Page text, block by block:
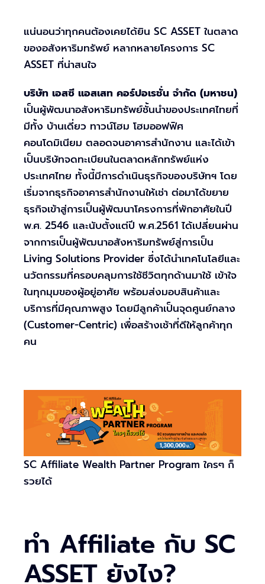
แน่นอนว่าทุกคนต้องเคยได้ยิน SC ASSET ในตลาด
ของอสังหาริมทรัพย์ หลากหลายโครงการ SC
ASSET ที่น่าสนใจ
บริษัท เอสซี แอสเสท คอร์ปอเรชั่น จำกัด (มหาชน)
เป็นผู้พัฒนาอสังหาริมทรัพย์ชั้นนำของประเทศไทยที่
มีทั้ง บ้านเดี่ยว ทาวน์โฮม โฮมออฟฟิศ
คอนโดมิเนียม ตลอดจนอาคารสำนักงาน และได้เข้า
เป็นบริษัทจดทะเบียนในตลาดหลักทรัพย์แห่ง
ประเทศไทย ทั้งนี้มีการดำเนินธุรกิจของบริษัทฯ โดย
เริ่มจากธุรกิจอาคารสำนักงานให้เช่า ต่อมาได้ขยาย
ธุรกิจเข้าสู่การเป็นผู้พัฒนาโครงการที่พักอาศัยในปี
พ.ศ. 2546 และนับตั้งแต่ปี พ.ศ.2561 ได้เปลี่ยนผ่าน
จากการเป็นผู้พัฒนาอสังหาริมทรัพย์สู่การเป็น
Living Solutions Provider ซึ่งได้นำเทคโนโลยีและ
นวัตกรรมที่ครอบคลุมการใช้ชีวิตทุกด้านมาใช้ เข้าใจ
ในทุกมุมของผู้อยู่อาศัย พร้อมส่งมอบสินค้าและ
บริการที่มีคุณภาพสูง โดยมีลูกค้าเป็นจุดศูนย์กลาง
(Customer-Centric) เพื่อสร้างเช้าที่ดีให้ลูกค้าทุก
คน
SC Affiliate Wealth Partner Program ใครๆ ก็
รวยได้
ทำ Affiliate กับ SC
ASSET ยังไง?